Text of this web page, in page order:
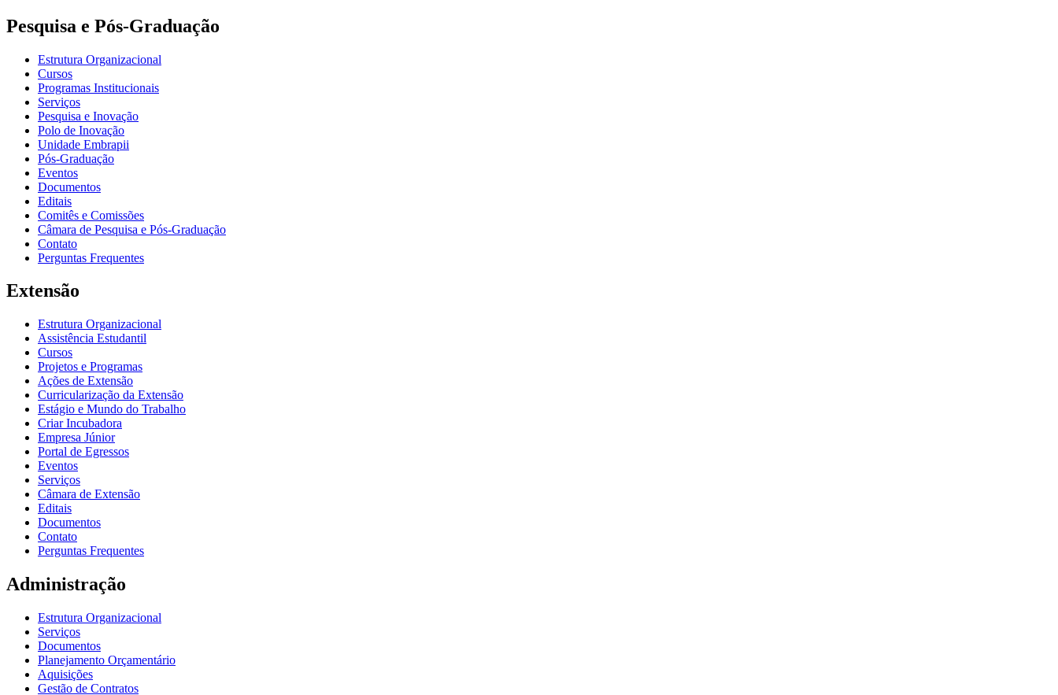
Pesquisa e Pós-Graduação
Estrutura Organizacional
Cursos
Programas Institucionais
Serviços
Pesquisa e Inovação
Polo de Inovação
Unidade Embrapii
Pós-Graduação
Eventos
Documentos
Editais
Comitês e Comissões
Câmara de Pesquisa e Pós-Graduação
Contato
Perguntas Frequentes
Extensão
Estrutura Organizacional
Assistência Estudantil
Cursos
Projetos e Programas
Ações de Extensão
Curricularização da Extensão
Estágio e Mundo do Trabalho
Criar Incubadora
Empresa Júnior
Portal de Egressos
Eventos
Serviços
Câmara de Extensão
Editais
Documentos
Contato
Perguntas Frequentes
Administração
Estrutura Organizacional
Serviços
Documentos
Planejamento Orçamentário
Aquisições
Gestão de Contratos